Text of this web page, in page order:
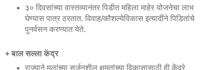
३० दिवसांच्या वास्तव्यानंतर पिडीत महिला माहेर योजनेचा लाभ
घेण्यास पात्र ठरतात. विवाह/कौशल्येविकास इत्यादींने पिडितांचे
पुनर्वसन करण्यात येते.
+ बाल सल्ला केंद्र
राज्याने मुलांच्या सर्जनशील क्षमतांच्या विकासासाठी ही केंद्रे